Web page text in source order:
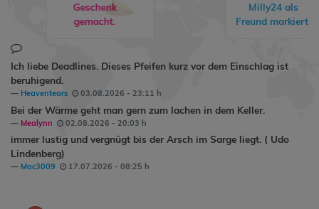
Geschenk
gemacht.
Milly24als
Freund markiert.
Ich liebe Deadlines. Dieses Pfeifen kurz vor dem Einschlag ist
beruhigend.
Heaventears 03.08.2026 - 23:11 h
Bei der Wärme geht man gern zum lachen in dem Keller.
Mealynn 02.08.2026 - 20:03 h
immer lustig und vergnügt bis der Arsch im Sarge liegt. ( Udo
Lindenberg)
Mac3009 17.07.2026 - 08:25 h